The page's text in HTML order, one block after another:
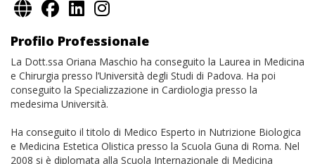
Profilo Professionale
La Dott.ssa Oriana Maschio ha conseguito la Laurea in Medicina
e Chirurgia presso l’Università degli Studi di Padova. Ha poi
conseguito la Specializzazione in Cardiologia presso la
medesima Università.
Ha conseguito il titolo di Medico Esperto in Nutrizione Biologica
e Medicina Estetica Olistica presso la Scuola Guna di Roma. Nel
2008 si è diplomata alla Scuola Internazionale di Medicina